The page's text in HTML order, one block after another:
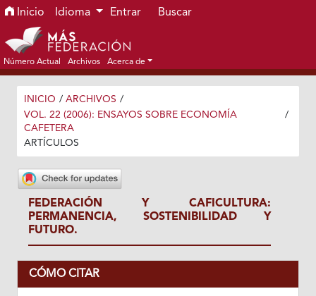
Ir al menú de navegación principal
Ir al contenido principal
Ir al pie de página del sitio
Inicio Idioma Entrar Buscar
Número Actual Archivos Acerca de
INICIO / ARCHIVOS /
VOL. 22 (2006): ENSAYOS SOBRE ECONOMÍA
CAFETERA
/
ARTÍCULOS
FEDERACIÓN Y CAFICULTURA:
PERMANENCIA, SOSTENIBILIDAD Y
FUTURO.
CÓMO CITAR